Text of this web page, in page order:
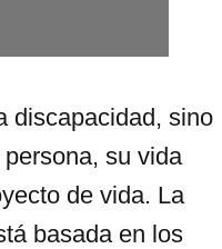
discapacidad, sino
su vida
de vida. La
basada en los